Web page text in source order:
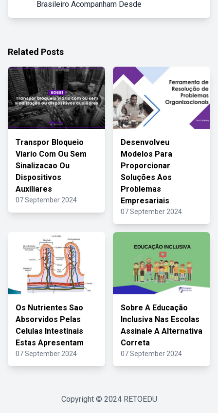
Brasileiro Acompanham Desde
Related Posts
Transpor Bloqueio
Viario Com Ou Sem
Sinalizacao Ou
Dispositivos
Auxiliares
07 September 2024
Desenvolveu
Modelos Para
Proporcionar
Soluções Aos
Problemas
Empresariais
07 September 2024
Os Nutrientes Sao
Absorvidos Pelas
Celulas Intestinais
Estas Apresentam
07 September 2024
Sobre A Educação
Inclusiva Nas Escolas
Assinale A Alternativa
Correta
07 September 2024
Copyright © 2024 RETOEDU